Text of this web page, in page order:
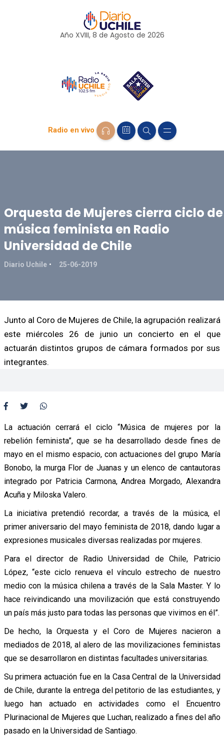
Año XVIII, 8 de Agosto de 2026
Radio en vivo
Orquesta de Mujeres cierra ciclo de
música feminista en Radio
Universidad de Chile
Diario Uchile 25-06-2019
Junto al Coro de Mujeres de Chile, la agrupación realizará
este miércoles 26 de junio un concierto en el que
actuarán distintos grupos de cámara formados por sus
integrantes.
La actuación cerrará el ciclo “Música de mujeres por la
rebelión feminista”, que se ha desarrollado desde fines de
mayo en el mismo espacio, con actuaciones del grupo María
Bonobo, la murga Flor de Juanas y un elenco de cantautoras
integrado por Patricia Carmona, Andrea Morgado, Alexandra
Acuña y Miloska Valero.
La iniciativa pretendió recordar, a través de la música, el
primer aniversario del mayo feminista de 2018, dando lugar a
expresiones musicales diversas realizadas por mujeres.
Para el director de Radio Universidad de Chile, Patricio
López, “este ciclo renueva el vínculo estrecho de nuestro
medio con la música chilena a través de la Sala Master. Y lo
hace reivindicando una movilización que está construyendo
un país más justo para todas las personas que vivimos en él”.
De hecho, la Orquesta y el Coro de Mujeres nacieron a
mediados de 2018, al alero de las movilizaciones feministas
que se desarrollaron en distintas facultades universitarias.
Su primera actuación fue en la Casa Central de la Universidad
de Chile, durante la entrega del petitorio de las estudiantes, y
luego han actuado en actividades como el Encuentro
Plurinacional de Mujeres que Luchan, realizado a fines del año
pasado en la Universidad de Santiago.